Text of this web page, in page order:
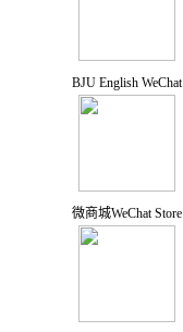
BJU English WeChat
微商城WeChat Store